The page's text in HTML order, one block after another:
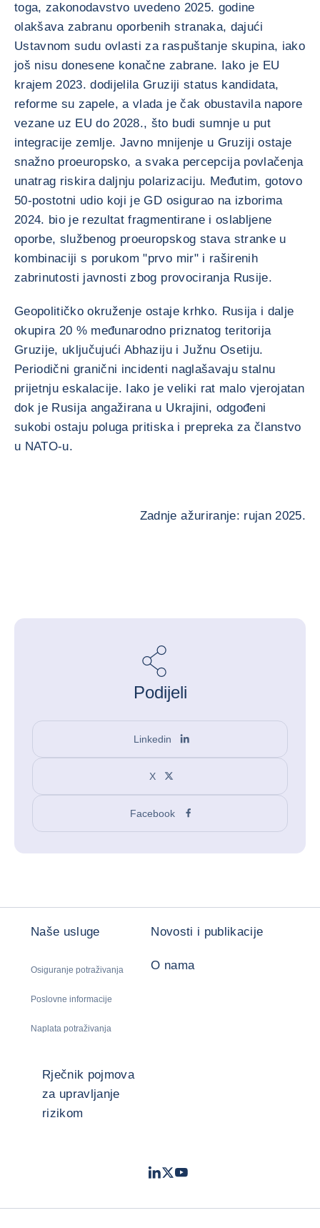
toga, zakonodavstvo uvedeno 2025. godine
olakšava zabranu oporbenih stranaka, dajući
Ustavnom sudu ovlasti za raspuštanje skupina, iako
još nisu donesene konačne zabrane. Iako je EU
krajem 2023. dodijelila Gruziji status kandidata,
reforme su zapele, a vlada je čak obustavila napore
vezane uz EU do 2028., što budi sumnje u put
integracije zemlje. Javno mnijenje u Gruziji ostaje
snažno proeuropsko, a svaka percepcija povlačenja
unatrag riskira daljnju polarizaciju. Međutim, gotovo
50-postotni udio koji je GD osigurao na izborima
2024. bio je rezultat fragmentirane i oslabljene
oporbe, službenog proeuropskog stava stranke u
kombinaciji s porukom "prvo mir" i raširenih
zabrinutosti javnosti zbog provociranja Rusije.
Geopolitičko okruženje ostaje krhko. Rusija i dalje
okupira 20 % međunarodno priznatog teritorija
Gruzije, uključujući Abhaziju i Južnu Osetiju.
Periodični granični incidenti naglašavaju stalnu
prijetnju eskalacije. Iako je veliki rat malo vjerojatan
dok je Rusija angažirana u Ukrajini, odgođeni
sukobi ostaju poluga pritiska i prepreka za članstvo
u NATO-u.
Zadnje ažuriranje: rujan 2025.
Podijeli
Linkedin
X
Facebook
Naše usluge
Osiguranje potraživanja
Poslovne informacije
Naplata potraživanja
Novosti i publikacije
O nama
Rječnik pojmova
za upravljanje
rizikom
LinkedIn
TwitterYoutube